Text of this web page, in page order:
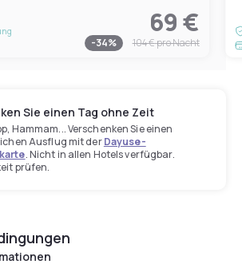
69 €
-34% 104 €pro Nacht
Sie einen Tag ohne Zeit
Hammam... Verschenken Sie einen
Ausflug mit derDayuse-
. Nicht in allen Hotels verfügbar.
prüfen.